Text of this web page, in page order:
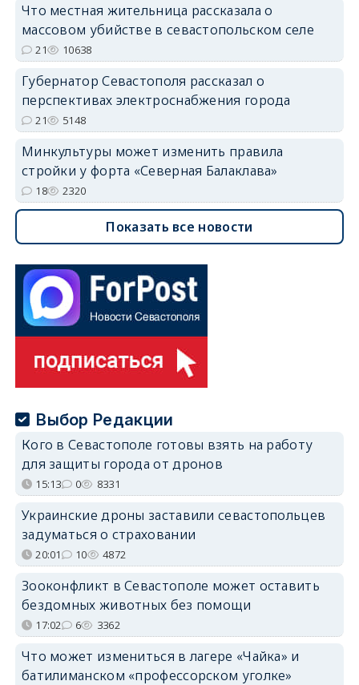
Что местная жительница рассказала о
массовом убийстве в севастопольском селе
21 10638
Губернатор Севастополя рассказал о
перспективах электроснабжения города
21 5148
Минкультуры может изменить правила
стройки у форта «Северная Балаклава»
18 2320
Показать все новости
Выбор Редакции
Кого в Севастополе готовы взять на работу
для защиты города от дронов
15:13 0 8331
Украинские дроны заставили севастопольцев
задуматься о страховании
20:01 10 4872
Зооконфликт в Севастополе может оставить
бездомных животных без помощи
17:02 6 3362
Что может измениться в лагере «Чайка» и
батилиманском «профессорском уголке»